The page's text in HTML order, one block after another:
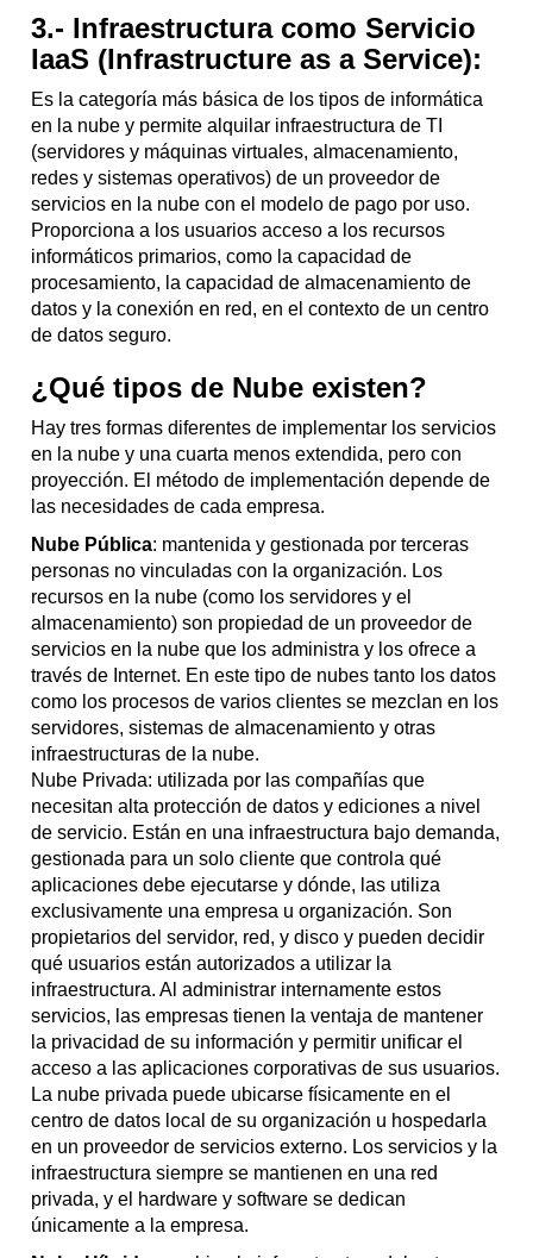
3.- Infraestructura como Servicio
IaaS (Infrastructure as a Service):
Es la categoría más básica de los tipos de informática
en la nube y permite alquilar infraestructura de TI
(servidores y máquinas virtuales, almacenamiento,
redes y sistemas operativos) de un proveedor de
servicios en la nube con el modelo de pago por uso.
Proporciona a los usuarios acceso a los recursos
informáticos primarios, como la capacidad de
procesamiento, la capacidad de almacenamiento de
datos y la conexión en red, en el contexto de un centro
de datos seguro.
¿Qué tipos de Nube existen?
Hay tres formas diferentes de implementar los servicios
en la nube y una cuarta menos extendida, pero con
proyección. El método de implementación depende de
las necesidades de cada empresa.
Nube Pública: mantenida y gestionada por terceras
personas no vinculadas con la organización. Los
recursos en la nube (como los servidores y el
almacenamiento) son propiedad de un proveedor de
servicios en la nube que los administra y los ofrece a
través de Internet. En este tipo de nubes tanto los datos
como los procesos de varios clientes se mezclan en los
servidores, sistemas de almacenamiento y otras
infraestructuras de la nube.
Nube Privada: utilizada por las compañías que
necesitan alta protección de datos y ediciones a nivel
de servicio. Están en una infraestructura bajo demanda,
gestionada para un solo cliente que controla qué
aplicaciones debe ejecutarse y dónde, las utiliza
exclusivamente una empresa u organización. Son
propietarios del servidor, red, y disco y pueden decidir
qué usuarios están autorizados a utilizar la
infraestructura. Al administrar internamente estos
servicios, las empresas tienen la ventaja de mantener
la privacidad de su información y permitir unificar el
acceso a las aplicaciones corporativas de sus usuarios.
La nube privada puede ubicarse físicamente en el
centro de datos local de su organización u hospedarla
en un proveedor de servicios externo. Los servicios y la
infraestructura siempre se mantienen en una red
privada, y el hardware y software se dedican
únicamente a la empresa.